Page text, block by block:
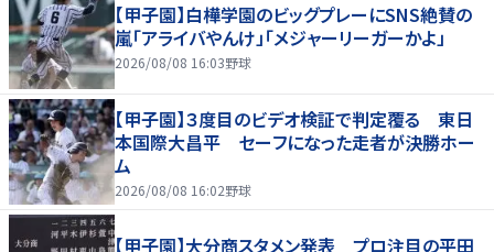
【甲子園】白樺学園のビッグプレーにSNS絶賛の
嵐「アライバやんけ」「メジャーリーガーかよ」
2026/08/08 16:03野球
【甲子園】３度目のビデオ検証で判定覆る 東日
本国際大昌平 セーフになった走者が決勝ホー
ム
2026/08/08 16:02野球
【甲子園】大分商スタメン発表 プロ注目の平田